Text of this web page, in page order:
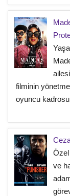
filminin
oyuncu
Özel
ve